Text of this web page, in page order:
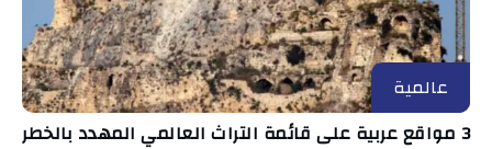
عالمية
3 مواقع عربية على قائمة التراث العالمي المهدد بالخطر